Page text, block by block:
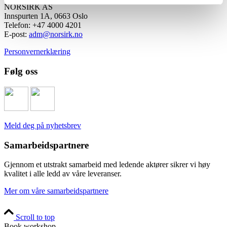
NORSIRK AS
Innspurten 1A, 0663 Oslo
Telefon: +47 4000 4201
E-post: adm@norsirk.no
Personvernerklæring
Følg oss
Meld deg på nyhetsbrev
Samarbeidspartnere
Gjennom et utstrakt samarbeid med ledende aktører sikrer vi høy
kvalitet i alle ledd av våre leveranser.
Mer om våre samarbeidspartnere
Scroll to top